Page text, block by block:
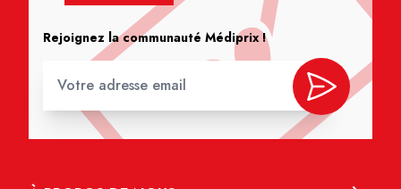
Rejoignez la communauté Médiprix !